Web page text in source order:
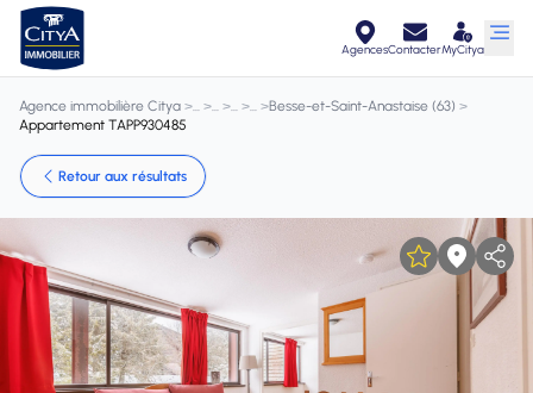
AgencesContacterMyCitya
Agence immobilière Citya > > > > >Besse-et-Saint-Anastaise (63) >
Appartement TAPP930485
Retour aux résultats